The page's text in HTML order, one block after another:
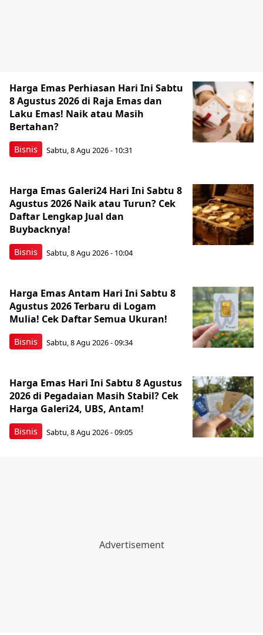
Bisnis
Harga Emas Perhiasan Hari Ini Sabtu
8 Agustus 2026 di Raja Emas dan
Laku Emas! Naik atau Masih
Bertahan?
Sabtu, 8 Agu 2026 - 10:31
Bisnis
Harga Emas Galeri24 Hari Ini Sabtu 8
Agustus 2026 Naik atau Turun? Cek
Daftar Lengkap Jual dan
Buybacknya!
Sabtu, 8 Agu 2026 - 10:04
Bisnis
Harga Emas Antam Hari Ini Sabtu 8
Agustus 2026 Terbaru di Logam
Mulia! Cek Daftar Semua Ukuran!
Sabtu, 8 Agu 2026 - 09:34
Bisnis
Harga Emas Hari Ini Sabtu 8 Agustus
2026 di Pegadaian Masih Stabil? Cek
Harga Galeri24, UBS, Antam!
Sabtu, 8 Agu 2026 - 09:05